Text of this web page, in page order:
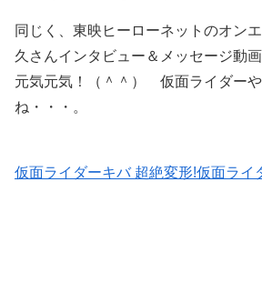
同じく、東映ヒーローネットのオン
久さんインタビュー＆メッセージ動
元気元気！（＾＾） 仮面ライダー
ね・・・。
仮面ライダーキバ 超絶変形!仮面ライ